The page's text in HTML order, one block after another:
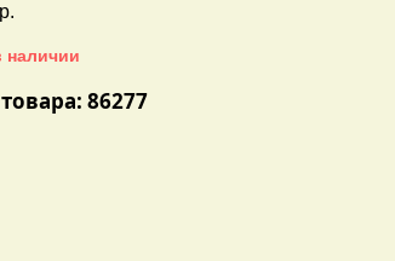
р.
наличии
86277